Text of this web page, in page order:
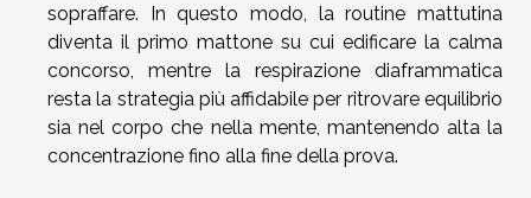
sopraffare. In questo modo, la routine mattutina
diventa il primo mattone su cui edificare la calma
concorso, mentre la respirazione diaframmatica
resta la strategia più affidabile per ritrovare equilibrio
sia nel corpo che nella mente, mantenendo alta la
concentrazione fino alla fine della prova.